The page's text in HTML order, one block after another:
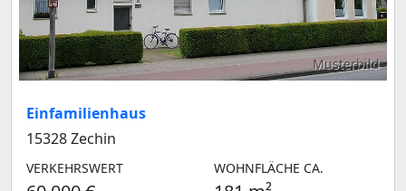
Musterbild
Einfamilienhaus
15328 Zechin
VERKEHRSWERT WOHNFLÄCHE CA.